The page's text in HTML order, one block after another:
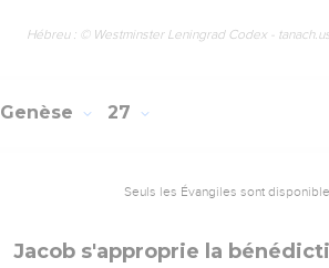
Hébreu : © Westminster Leningrad Codex -
Genèse 27
Seuls les Évangiles sont
Jacob s'approprie la